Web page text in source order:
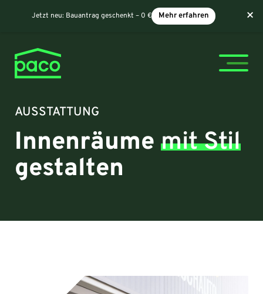
AUSSTATTUNG
Innenräume mit Stil
gestalten
Jetzt neu: Bauantrag geschenkt – 0 € Mehr erfahren ×